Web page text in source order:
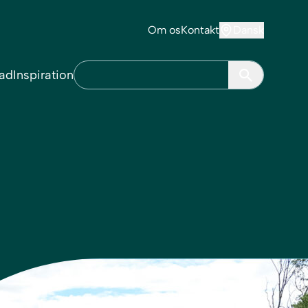
Om osKontakt
Inspiration